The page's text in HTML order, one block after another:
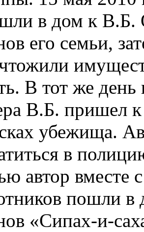
в дом к В.Б.
его семьи,
В тот же день
В.Б. пришел
убежища.
в
автор вместе
пошли
«Сипах-и-